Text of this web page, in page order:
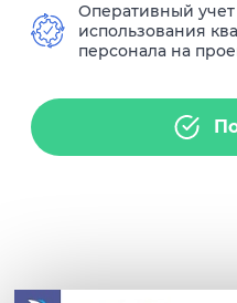
Оперативный
использования
персонала на